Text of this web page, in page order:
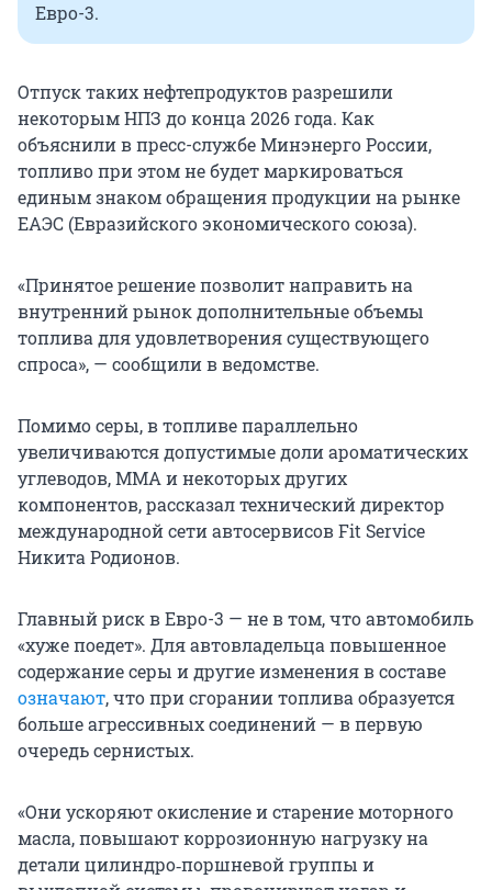
Евро-3.
Отпуск таких нефтепродуктов разрешили
некоторым НПЗ до конца 2026 года. Как
объяснили в пресс-службе Минэнерго России,
топливо при этом не будет маркироваться
единым знаком обращения продукции на рынке
ЕАЭС (Евразийского экономического союза).
«Принятое решение позволит направить на
внутренний рынок дополнительные объемы
топлива для удовлетворения существующего
спроса», — сообщили в ведомстве.
Помимо серы, в топливе параллельно
увеличиваются допустимые доли ароматических
углеводов, ММА и некоторых других
компонентов, рассказал технический директор
международной сети автосервисов Fit Service
Никита Родионов.
Главный риск в Евро-3 — не в том, что автомобиль
«хуже поедет». Для автовладельца повышенное
содержание серы и другие изменения в составе
означают, что при сгорании топлива образуется
больше агрессивных соединений — в первую
очередь сернистых.
«Они ускоряют окисление и старение моторного
масла, повышают коррозионную нагрузку на
детали цилиндро‑поршневой группы и